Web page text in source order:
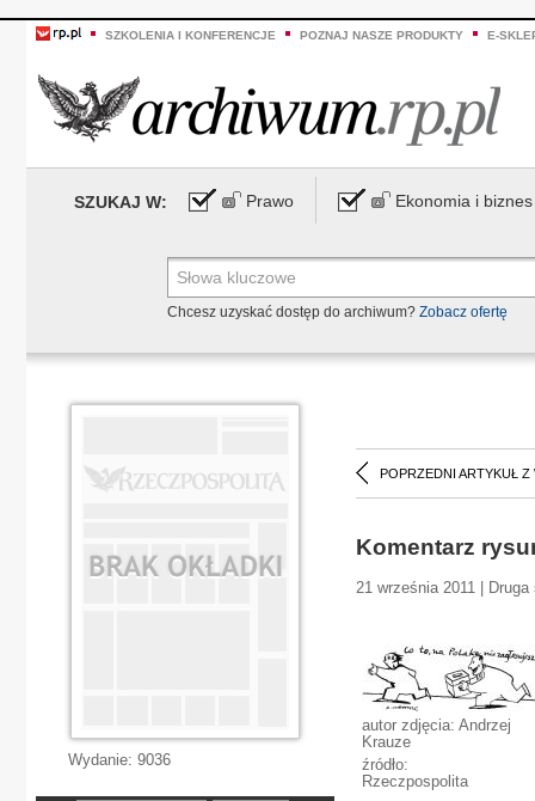
SZKOLENIA I KONFERENCJE POZNAJ NASZE PRODUKTY E-
SZUKAJ W: Prawo Ekonomia i biznes
Chcesz uzyskać dostęp do archiwum? Zobacz ofertę
POPRZEDNI ARTYKUŁ Z
Komentarz
21 września 2011 |
autor zdjęcia: Andrzej
Krauze
źródło:
Rzeczpospolita
Wydanie: 9036